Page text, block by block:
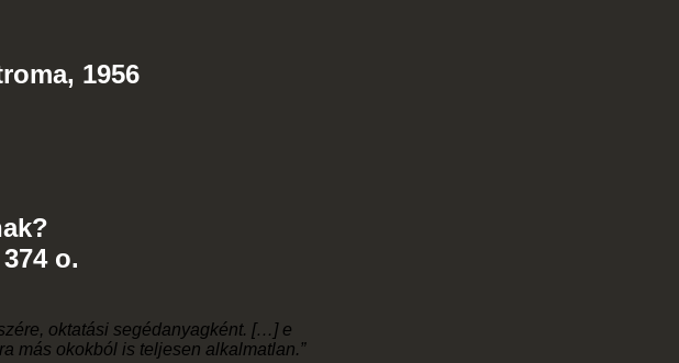
1956
o.
oktatási segédanyagként. […] e
más okokból is teljesen alkalmatlan.”